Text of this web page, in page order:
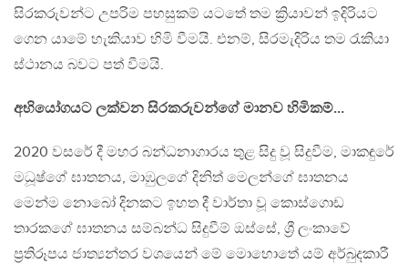
සිරකරුවන්ට උපරිම පහසුකම් යටතේ තම ක්‍රියාවන් ඉදිරියට
ගෙන යාමේ හැකියාව හිමි වීමයි. එනම්, සිරමැදිරිය තම රැකියා
ස්ථානය බවට පත් වීමයි.
අභියෝගයට ලක්වන සිරකරුවන්ගේ මානව හිමිකම්…
2020 වසරේ දී මහර බන්ධනාගාරය තුළ සිදු වූ සිදුවීම, මාකඳුරේ
මධූෂ්ගේ ඝාතනය, මාඹුලගේ දිනිත් මෙලන්ගේ ඝාතනය
මෙන්ම නොබෝ දිනකට ඉහත දී වාර්තා වූ කොස්ගොඩ
තාරකගේ ඝාතනය සම්බන්ධ සිදුවීම් ඔස්සේ, ශ්‍රී ලංකාවේ
ප්‍රතිරූපය ජාත්‍යන්තර වශයෙන් මේ මොහොතේ යම් අර්බුදකාරී